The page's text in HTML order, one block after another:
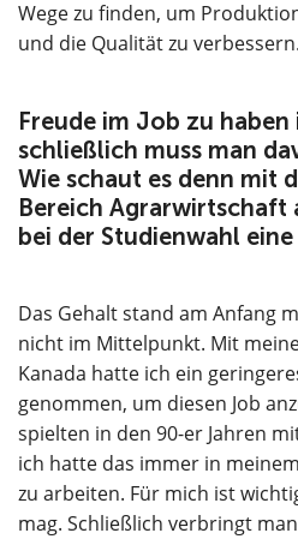
Wege zu finden, um
und die Qualität zu verbessern.
Freude im Job zu haben
schließlich muss man
Wie schaut es denn mit
Bereich Agrarwirtschaft
bei der Studienwahl
Das Gehalt stand am Anfang
nicht im Mittelpunkt. Mit
Kanada hatte ich ein
genommen, um diesen Job
spielten in den 90-er Jahren
ich hatte das immer in
zu arbeiten. Für mich ist
mag. Schließlich verbringt